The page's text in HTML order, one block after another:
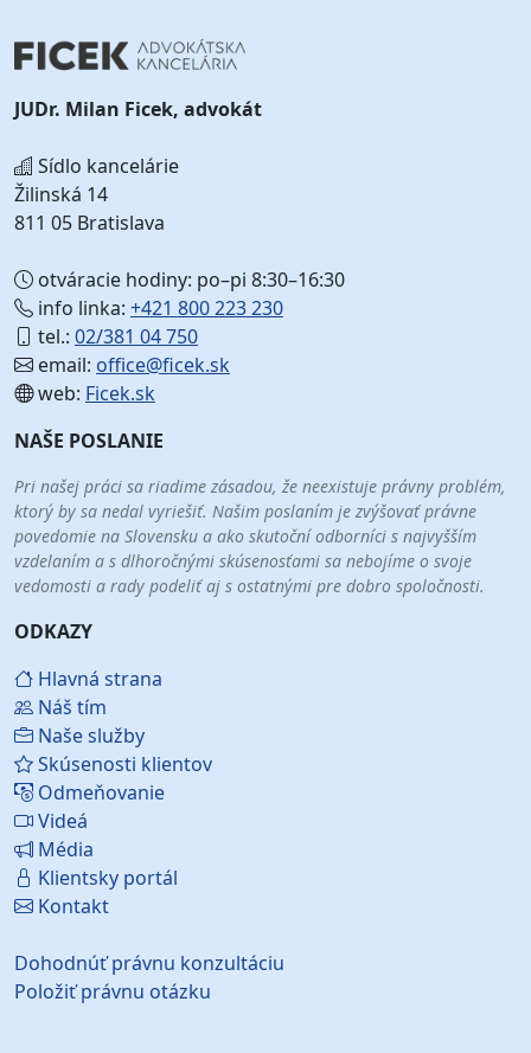
JUDr. Milan Ficek, advokát
Sídlo kancelárie
Žilinská 14
811 05 Bratislava
otváracie hodiny: po–pi 8:30–16:30
info linka: +421 800 223 230
tel.: 02/381 04 750
email: office@ficek.sk
web: Ficek.sk
NAŠE POSLANIE
Pri našej práci sa riadime zásadou, že neexistuje právny problém,
ktorý by sa nedal vyriešiť. Našim poslaním je zvýšovať právne
povedomie na Slovensku a ako skutoční odborníci s najvyšším
vzdelaním a s dlhoročnými skúsenosťami sa nebojíme o svoje
vedomosti a rady podeliť aj s ostatnými pre dobro spoločnosti.
ODKAZY
Hlavná strana
Náš tím
Naše služby
Skúsenosti klientov
Odmeňovanie
Videá
Média
Klientsky portál
Kontakt
Dohodnúť právnu konzultáciu
Položiť právnu otázku